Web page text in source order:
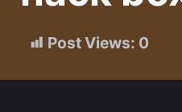
Post Views: 0